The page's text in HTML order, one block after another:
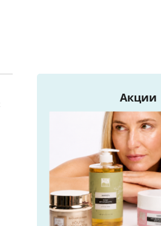
Акции